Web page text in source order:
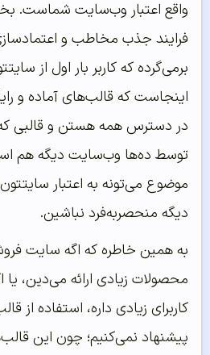
واقع اعتبار وب‌سایت شماست.
فرایند جذب مخاطب و
برمی‌گرده که کاربر بار اول از
اینجاست که قالب‌های آماده و
در دسترس همه هستن و قالبی
توسط ده‌ها وب‌سایت دیگه هم
موضوع می‌تونه به اعتبار
دیگه منحصربه‌فرد نباشین.
به همین خاطره که اگه سایت
محصولات زیادی ارائه می‌دین، یا
کاربرای زیادی داره، استفاده از
پیشنهاد نمی‌کنیم؛ چون این